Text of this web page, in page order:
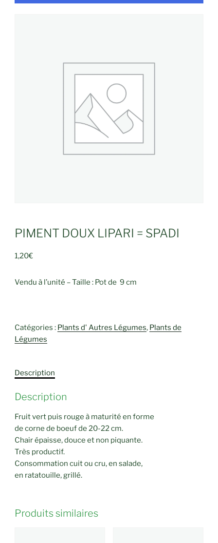
PIMENT DOUX LIPARI = SPADI
1,20€
Vendu à l’unité – Taille : Pot de 9 cm
Catégories : Plants d' Autres Légumes, Plants de
Légumes
Description
Description
Fruit vert puis rouge à maturité en forme
de corne de boeuf de 20-22 cm.
Chair épaisse, douce et non piquante.
Très productif.
Consommation cuit ou cru, en salade,
en ratatouille, grillé.
Produits similaires